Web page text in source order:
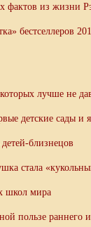
фактов из жизни
бестселлеров
лучше не
детские сады и
близнецов
стала
школ мира
пользе раннего